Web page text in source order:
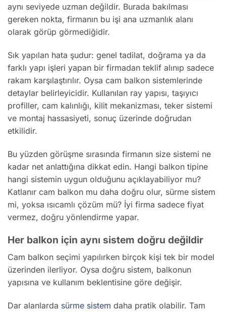
aynı seviyede uzman değildir. Burada bakılması
gereken nokta, firmanın bu işi ana uzmanlık alanı
olarak görüp görmediğidir.
Sık yapılan hata şudur: genel tadilat, doğrama ya da
farklı yapı işleri yapan bir firmadan teklif alınıp sadece
rakam karşılaştırılır. Oysa cam balkon sistemlerinde
detaylar belirleyicidir. Kullanılan ray yapısı, taşıyıcı
profiller, cam kalınlığı, kilit mekanizması, teker sistemi
ve montaj hassasiyeti, sonuç üzerinde doğrudan
etkilidir.
Bu yüzden görüşme sırasında firmanın size sistemi ne
kadar net anlattığına dikkat edin. Hangi balkon tipine
hangi sistemin uygun olduğunu açıklayabiliyor mu?
Katlanır cam balkon mu daha doğru olur, sürme sistem
mi, yoksa ısıcamlı çözüm mü? İyi firma sadece fiyat
vermez, doğru yönlendirme yapar.
Her balkon için aynı sistem doğru değildir
Cam balkon seçimi yapılırken birçok kişi tek bir model
üzerinden ilerliyor. Oysa doğru sistem, balkonun
yapısına ve kullanım beklentisine göre değişir.
Dar alanlarda sürme sistem daha pratik olabilir. Tam